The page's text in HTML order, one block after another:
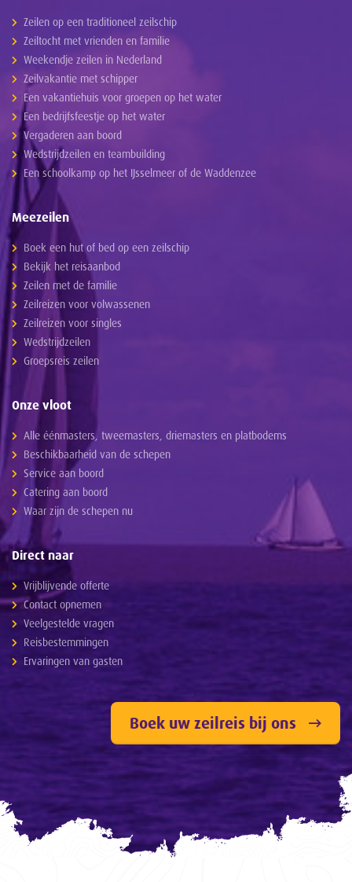
Zeilen op een traditioneel zeilschip
Zeiltocht met vrienden en familie
Weekendje zeilen in Nederland
Zeilvakantie met schipper
Een vakantiehuis voor groepen op het water
Een bedrijfsfeestje op het water
Vergaderen aan boord
Wedstrijdzeilen en teambuilding
Een schoolkamp op het IJsselmeer of de Waddenzee
Meezeilen
Boek een hut of bed op een zeilschip
Bekijk het reisaanbod
Zeilen met de familie
Zeilreizen voor volwassenen
Zeilreizen voor singles
Wedstrijdzeilen
Groepsreis zeilen
Onze vloot
Alle éénmasters, tweemasters, driemasters en platbodems
Beschikbaarheid van de schepen
Service aan boord
Catering aan boord
Waar zijn de schepen nu
Direct naar
Vrijblijvende offerte
Contact opnemen
Veelgestelde vragen
Reisbestemmingen
Ervaringen van gasten
Boek uw zeilreis bij ons